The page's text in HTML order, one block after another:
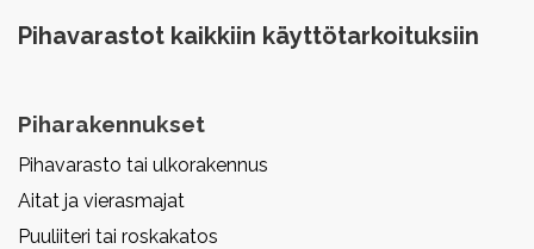
Pihavarastot kaikkiin käyttötarkoituksiin
Piharakennukset
Pihavarasto tai ulkorakennus
Aitat ja vierasmajat
Puuliiteri tai roskakatos